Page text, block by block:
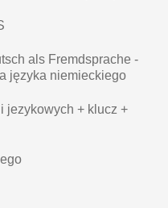
als Fremdsprache -
języka niemieckiego
jezykowych + klucz +